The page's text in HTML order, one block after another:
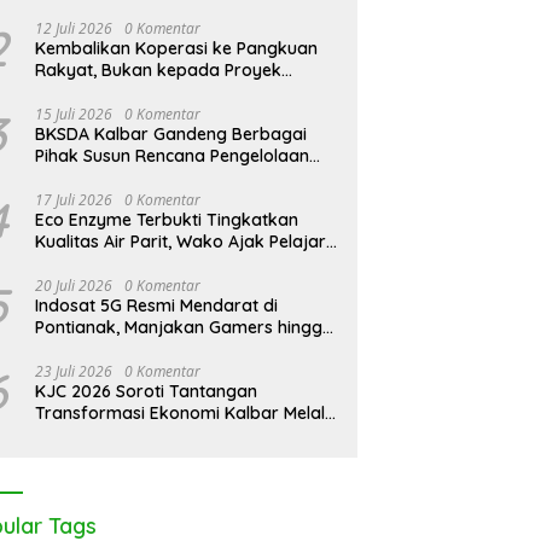
Sisik Haram
12 Juli 2026 0 Komentar
Kembalikan Koperasi ke Pangkuan
Rakyat, Bukan kepada Proyek
15 Juli 2026 0 Komentar
BKSDA Kalbar Gandeng Berbagai
Pihak Susun Rencana Pengelolaan
Karimata 2027-2036
17 Juli 2026 0 Komentar
Eco Enzyme Terbukti Tingkatkan
Kualitas Air Parit, Wako Ajak Pelajar
20 Juli 2026 0 Komentar
Indosat 5G Resmi Mendarat di
Pontianak, Manjakan Gamers hingga
23 Juli 2026 0 Komentar
KJC 2026 Soroti Tantangan
Transformasi Ekonomi Kalbar Melalui
Tags